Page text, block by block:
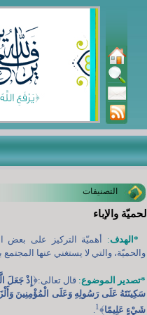
التصنيفات
الحميّة والإباء
*الهدف:
أهميّة التركيز على بعض
والحميّة، والتي لا يستغني عنها
*تصدير الموضوع: قال تعالى:﴿ إِذْ جَعَلَ
سَكِينَتَهُ عَلَى رَسُولِهِ وَعَلَى الْمُؤْمِنِينَ
شَيْءٍ عَلِيمًا﴾1
.